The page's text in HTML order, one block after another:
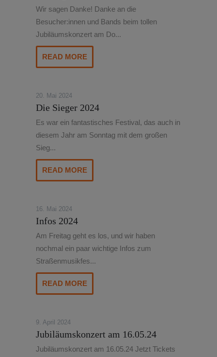
Wir sagen Danke! Danke an die
Besucher:innen und Bands beim tollen
Jubiläumskonzert am Do...
READ MORE
20. Mai 2024
Die Sieger 2024
Es war ein fantastisches Festival, das auch in
diesem Jahr am Sonntag mit dem großen
Sieg...
READ MORE
16. Mai 2024
Infos 2024
Am Freitag geht es los, und wir haben
nochmal ein paar wichtige Infos zum
Straßenmusikfes...
READ MORE
9. April 2024
Jubiläumskonzert am 16.05.24
Jubiläumskonzert am 16.05.24 Jetzt Tickets